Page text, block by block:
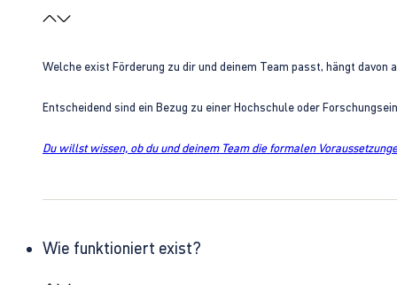
Welche exist Förderung zu dir und deinem Team passt, hängt
Entscheidend sind ein Bezug zu einer Hochschule oder
Du willst wissen, ob du und deinem Team die formalen
Wie funktioniert exist?